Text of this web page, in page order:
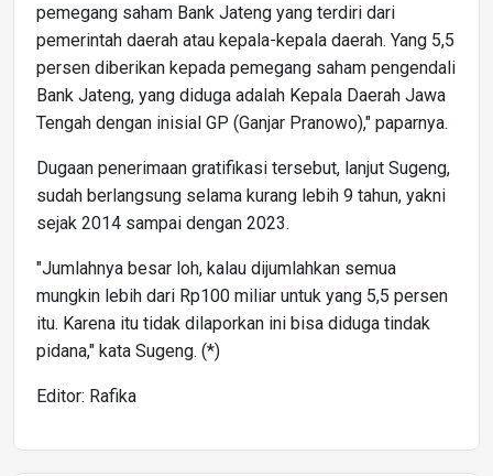
pemegang saham Bank Jateng yang terdiri dari
pemerintah daerah atau kepala-kepala daerah. Yang 5,5
persen diberikan kepada pemegang saham pengendali
Bank Jateng, yang diduga adalah Kepala Daerah Jawa
Tengah dengan inisial GP (Ganjar Pranowo)," paparnya.
Dugaan penerimaan gratifikasi tersebut, lanjut Sugeng,
sudah berlangsung selama kurang lebih 9 tahun, yakni
sejak 2014 sampai dengan 2023.
"Jumlahnya besar loh, kalau dijumlahkan semua
mungkin lebih dari Rp100 miliar untuk yang 5,5 persen
itu. Karena itu tidak dilaporkan ini bisa diduga tindak
pidana," kata Sugeng. (*)
Editor: Rafika